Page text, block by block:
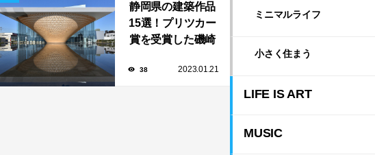
静岡県の建築作品
15選！プリツカー
賞を受賞した磯崎
建築家が手掛けた
38 2023.01.21
ミニマルライフ
小さく住まう
LIFE IS ART
MUSIC